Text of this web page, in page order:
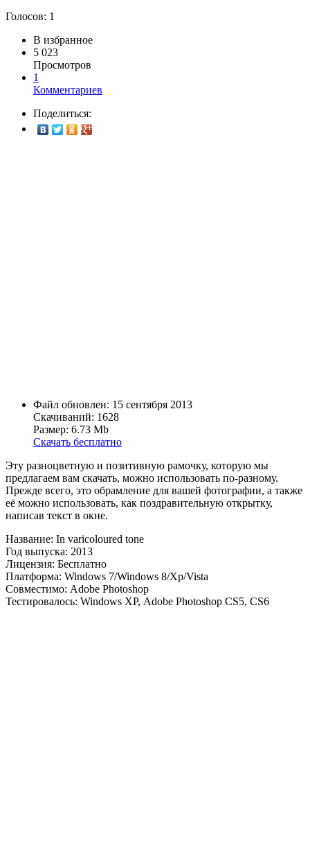
Голосов: 1
В избранное
5 023
Просмотров
1
Комментариев
Поделиться:
Файл обновлен: 15 сентября 2013
Скачиваний: 1628
Размер: 6.73 Mb
Скачать бесплатно
Эту разноцветную и позитивную рамочку, которую мы
предлагаем вам скачать, можно использовать по-разному.
Прежде всего, это обрамление для вашей фотографии, а также
её можно использовать, как поздравительную открытку,
написав текст в окне.
Название: In varicoloured tone
Год выпуска: 2013
Лицензия: Бесплатно
Платформа: Windows 7/Windows 8/Xp/Vista
Совместимо: Adobe Photoshop
Тестировалось: Windows ХР, Adobe Photoshop CS5, CS6